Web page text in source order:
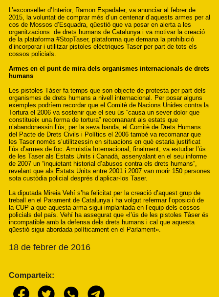
L’exconseller d’Interior, Ramon Espadaler, va anunciar al febrer de
2015, la voluntat de comprar més d’un centenar d’aquests armes per al
cos de Mossos d’Esquadra, qüestió que va posar en alerta a les
organitzacions de drets humans de Catalunya i va motivar la creació
de la plataforma #StopTaser, plataforma que demana la prohibició
d’incorporar i utilitzar pistoles elèctriques Taser per part de tots els
cossos policials.
Armes en el punt de mira dels organismes internacionals de drets
humans
Les pistoles Tàser fa temps que son objecte de protesta per part dels
organismes de drets humans a nivell internacional. Per posar alguns
exemples podríem recordar que el Comitè de Nacions Unides contra la
Tortura el 2006 va sostenir que el seu ús “causa un sever dolor que
constitueix una forma de tortura” recomanant als estats que
n’abandonessin l’ús; per la seva banda, el Comitè de Drets Humans
del Pacte de Drets Civils i Polítics el 2006 també va recomanar que
les Taser només s’utilitzessin en situacions en què estaria justificat
l’ús d’armes de foc. Amnistia Internacional, finalment, va estudiar l’ús
de les Taser als Estats Units i Canadà, assenyalant en el seu informe
de 2007 un “inquietant historial d’abusos contra els drets humans”,
revelant que als Estats Units entre 2001 i 2007 van morir 150 persones
sota custòdia policial després d’aplicar-los Taser.
La diputada Mireia Vehí s’ha felicitat per la creació d’aquest grup de
treball en el Parament de Catalunya i ha volgut refermar l’oposició de
la CUP a que aquesta arma sigui implantada en l’equip dels cossos
policials del país. Vehí ha assegurat que «l’ús de les pistoles Tàser és
incompatible amb la defensa dels drets humans i cal que aquesta
qüestió sigui abordada políticament en el Parlament».
18 de febrer de 2016
Comparteix: